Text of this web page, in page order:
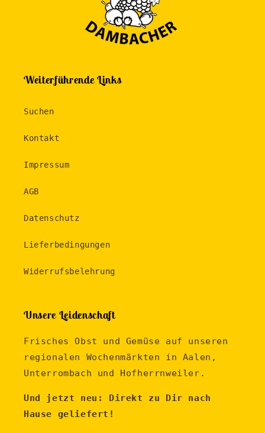
Weiterführende Links
Suchen
Kontakt
Impressum
AGB
Datenschutz
Lieferbedingungen
Widerrufsbelehrung
Unsere Leidenschaft
Frisches Obst und Gemüse auf unseren
regionalen Wochenmärkten in Aalen,
Unterrombach und Hofherrnweiler.
Und jetzt neu: Direkt zu Dir nach
Hause geliefert!